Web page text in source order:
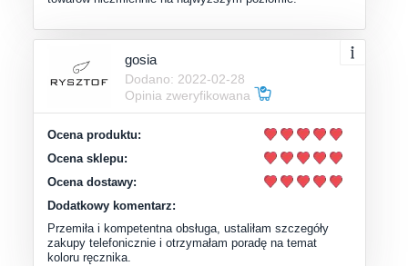
gosia
Dodano: 2022-02-28
Opinia zweryfikowana
Ocena produktu:
Ocena sklepu:
Ocena dostawy:
Dodatkowy komentarz:
Przemiła i kompetentna obsługa, ustaliłam szczegóły
zakupy telefonicznie i otrzymałam poradę na temat
koloru ręcznika.